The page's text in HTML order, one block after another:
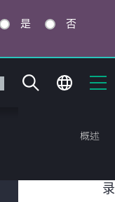
是 否
概述
录